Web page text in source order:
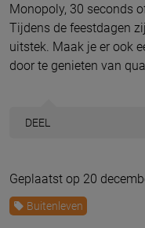
Monopoly, 30 seconds
Tijdens de feestdagen
uitstek. Maak je er ook
door te genieten van
DEEL
Geplaatst op 20
Buitenleven